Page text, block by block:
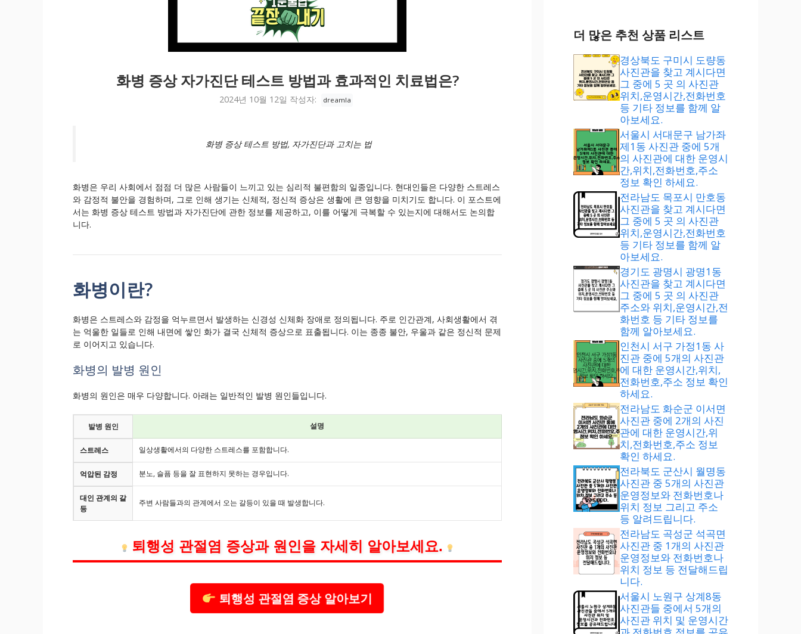
화병 증상 자가진단 테스트 방법과 효과적인 치료법은?
2024년 10월 12일 작성자: dreamla
화병 증상 테스트 방법, 자가진단과 고치는 법
화병은 우리 사회에서 점점 더 많은 사람들이 느끼고 있는 심리적 불편함의 일종입니다. 현대인들은 다양한 스트레스
와 감정적 불안을 경험하며, 그로 인해 생기는 신체적, 정신적 증상은 생활에 큰 영향을 미치기도 합니다. 이 포스트에
서는 화병 증상 테스트 방법과 자가진단에 관한 정보를 제공하고, 이를 어떻게 극복할 수 있는지에 대해서도 논의합
니다.
화병이란?
화병은 스트레스와 감정을 억누르면서 발생하는 신경성 신체화 장애로 정의됩니다. 주로 인간관계, 사회생활에서 겪
는 억울한 일들로 인해 내면에 쌓인 화가 결국 신체적 증상으로 표출됩니다. 이는 종종 불안, 우울과 같은 정신적 문제
로 이어지고 있습니다.
화병의 발병 원인
화병의 원인은 매우 다양합니다. 아래는 일반적인 발병 원인들입니다.
발병 원인 설명
스트레스 일상생활에서의 다양한 스트레스를 포함합니다.
억압된 감정 분노, 슬픔 등을 잘 표현하지 못하는 경우입니다.
대인 관계의 갈
등
주변 사람들과의 관계에서 오는 갈등이 있을 때 발생합니다.
퇴행성 관절염 증상과 원인을 자세히 알아보세요.
퇴행성 관절염 증상 알아보기
더 많은 추천 상품 리스트
경상북도 구미시 도량동
사진관을 찾고 계시다면
그 중에 5 곳 의 사진관
위치,운영시간,전화번호
등 기타 정보를 함께 알
아보세요.
서울시 서대문구 남가좌
제1동 사진관 중에 5개
의 사진관에 대한 운영시
간,위치,전화번호,주소
정보 확인 하세요.
전라남도 목포시 만호동
사진관을 찾고 계시다면
그 중에 5 곳 의 사진관
위치,운영시간,전화번호
등 기타 정보를 함께 알
아보세요.
경기도 광명시 광명1동
사진관을 찾고 계시다면
그 중에 5 곳 의 사진관
주소와 위치,운영시간,전
화번호 등 기타 정보를
함께 알아보세요.
인천시 서구 가정1동 사
진관 중에 5개의 사진관
에 대한 운영시간,위치,
전화번호,주소 정보 확인
하세요.
전라남도 화순군 이서면
사진관 중에 2개의 사진
관에 대한 운영시간,위
치,전화번호,주소 정보
확인 하세요.
전라북도 군산시 월명동
사진관 중 5개의 사진관
운영정보와 전화번호나
위치 정보 그리고 주소
등 알려드립니다.
전라남도 곡성군 석곡면
사진관 중 1개의 사진관
운영정보와 전화번호나
위치 정보 등 전달해드립
니다.
서울시 노원구 상계8동
사진관들 중에서 5개의
사진관 위치 및 운영시간